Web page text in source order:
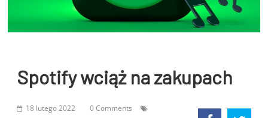
Spotify wciąż na zakupach
18 lutego 2022
0 Comments